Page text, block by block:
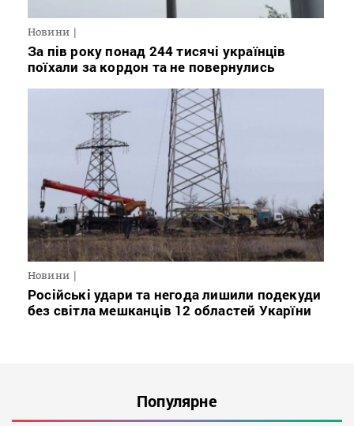
Новини
За пів року понад 244 тисячі українців
поїхали за кордон та не повернулись
Новини
Російські удари та негода лишили подекуди
без світла мешканців 12 областей Укарїни
Популярне